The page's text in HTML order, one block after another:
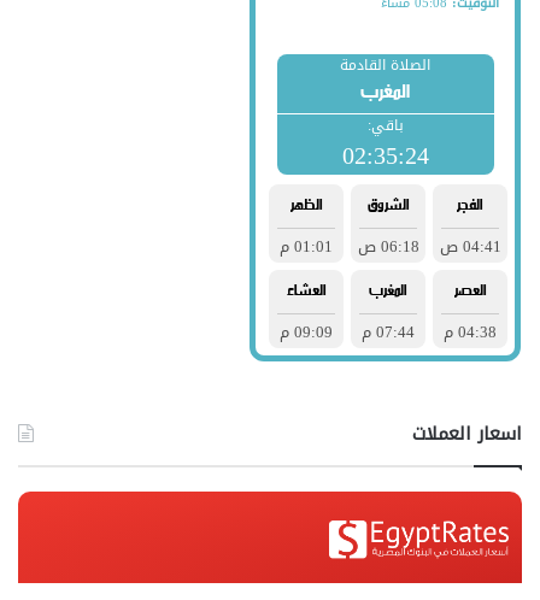
اسعار العملات